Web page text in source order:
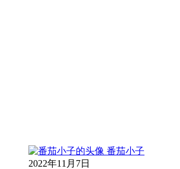
番茄小子
2022年11月7日